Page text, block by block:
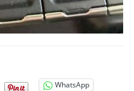
WhatsApp